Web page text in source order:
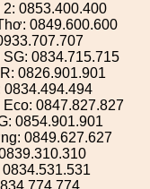
2: 0853.400.400
0849.600.600
SG: 0834.715.715
0826.901.901
0834.494.494
Eco: 0847.827.827
0854.901.901
0849.627.627
0834.531.531